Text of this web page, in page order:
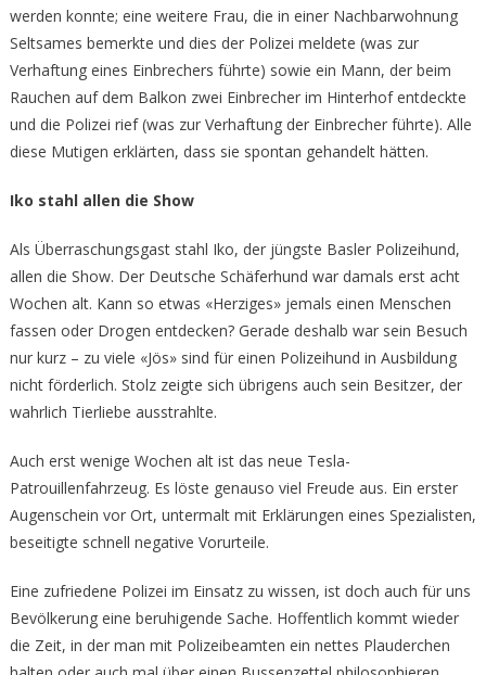
werden konnte; eine weitere Frau, die in einer Nachbarwohnung
Seltsames bemerkte und dies der Polizei meldete (was zur
Verhaftung eines Einbrechers führte) sowie ein Mann, der beim
Rauchen auf dem Balkon zwei Einbrecher im Hinterhof entdeckte
und die Polizei rief (was zur Verhaftung der Einbrecher führte). Alle
diese Mutigen erklärten, dass sie spontan gehandelt hätten.
Iko stahl allen die Show
Als Überraschungsgast stahl Iko, der jüngste Basler Polizeihund,
allen die Show. Der Deutsche Schäferhund war damals erst acht
Wochen alt. Kann so etwas «Herziges» jemals einen Menschen
fassen oder Drogen entdecken? Gerade deshalb war sein Besuch
nur kurz – zu viele «Jös» sind für einen Polizeihund in Ausbildung
nicht förderlich. Stolz zeigte sich übrigens auch sein Besitzer, der
wahrlich Tierliebe ausstrahlte.
Auch erst wenige Wochen alt ist das neue Tesla-
Patrouillenfahrzeug. Es löste genauso viel Freude aus. Ein erster
Augenschein vor Ort, untermalt mit Erklärungen eines Spezialisten,
beseitigte schnell negative Vorurteile.
Eine zufriedene Polizei im Einsatz zu wissen, ist doch auch für uns
Bevölkerung eine beruhigende Sache. Hoffentlich kommt wieder
die Zeit, in der man mit Polizeibeamten ein nettes Plauderchen